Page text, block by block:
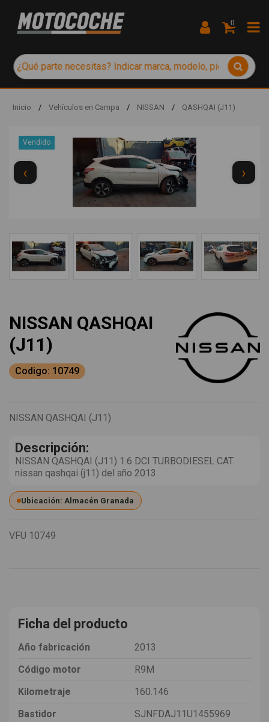
0
Inicio / Vehículos en Campa / NISSAN / QASHQAI (J11)
Vendido
‹ ›
NISSAN QASHQAI
(J11)
Codigo: 10749
NISSAN QASHQAI (J11)
Descripción:
NISSAN QASHQAI (J11) 1.6 DCI TURBODIESEL CAT.
nissan qashqai (j11) del año 2013
Ubicación: Almacén Granada
VFU 10749
Ficha del producto
Año fabricación
2013
Código motor
R9M
Kilometraje
160.146
Bastidor
SJNFDAJ11U1455969